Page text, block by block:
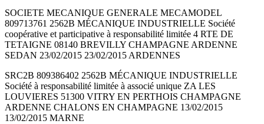
SOCIETE MECANIQUE GENERALE MECAMODEL
809713761 2562B MÉCANIQUE INDUSTRIELLE Société
coopérative et participative à responsabilité limitée 4 RTE DE
TETAIGNE 08140 BREVILLY CHAMPAGNE ARDENNE
SEDAN 23/02/2015 23/02/2015 ARDENNES
SRC2B 809386402 2562B MÉCANIQUE INDUSTRIELLE
Société à responsabilité limitée à associé unique ZA LES
LOUVIERES 51300 VITRY EN PERTHOIS CHAMPAGNE
ARDENNE CHALONS EN CHAMPAGNE 13/02/2015
13/02/2015 MARNE